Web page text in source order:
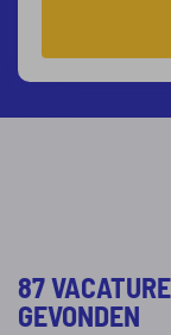
87
GEVONDEN